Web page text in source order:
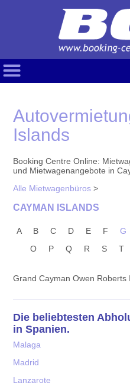
Islands
Booking Centre Online:
und Mietwagenangebote in
Alle Mietwagenbüros >
CAYMAN ISLANDS
A B C D E F G
O
P Q R S T
Grand Cayman Owen
Die beliebtesten
in Spanien.
Malaga
Madrid
Lanzarote